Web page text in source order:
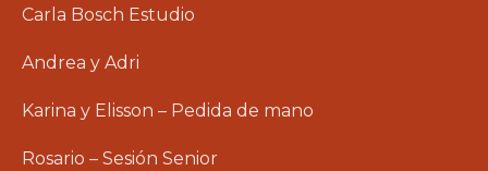
Carla Bosch Estudio
Andrea y Adri
Karina y Elisson – Pedida de mano
Rosario – Sesión Senior